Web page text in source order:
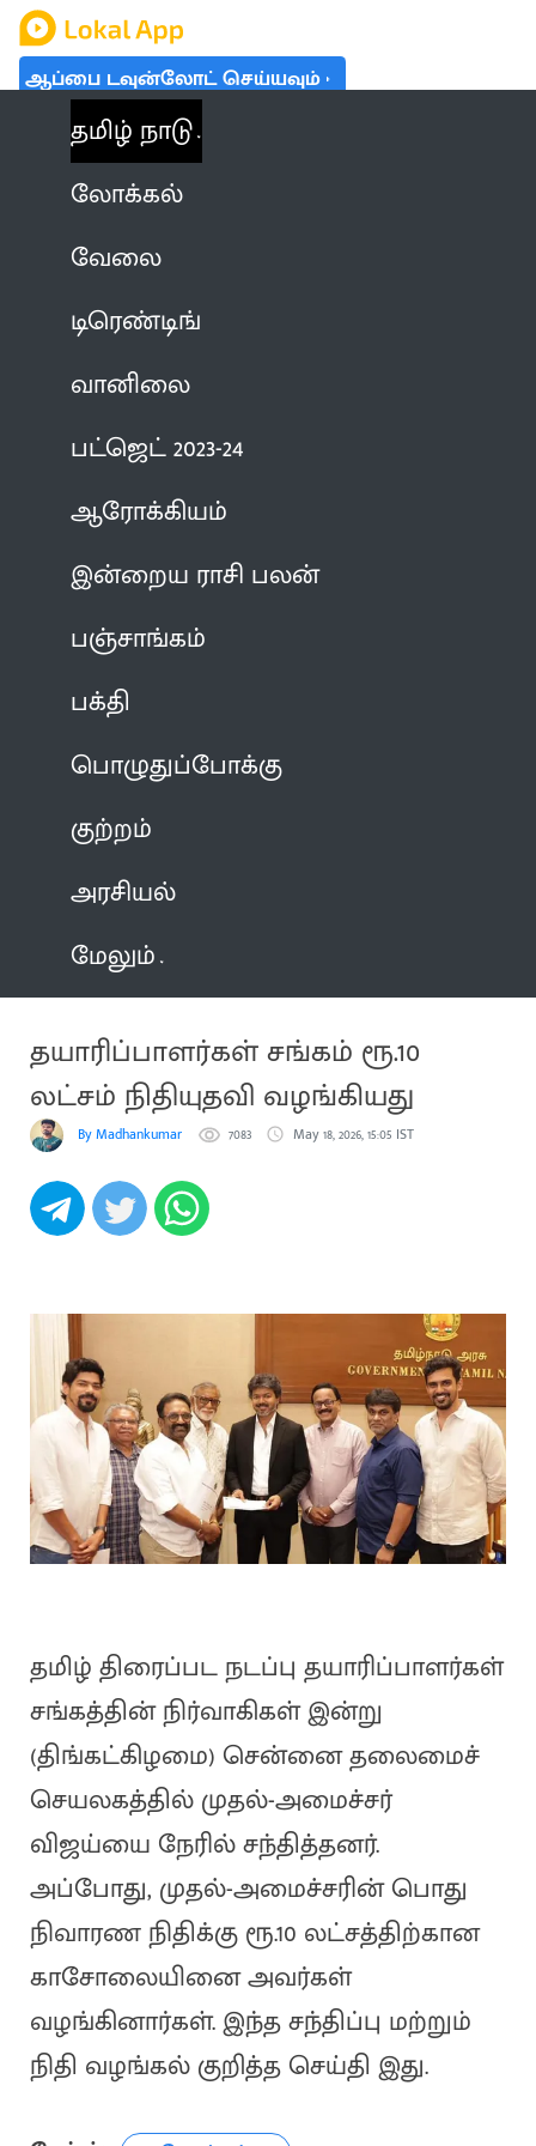
ஆப்பை டவுன்லோட் செய்யவும்
தமிழ் நாடு
லோக்கல்
வேலை
டிரெண்டிங்
வானிலை
பட்ஜெட் 2023-24
ஆரோக்கியம்
இன்றைய ராசி பலன்
பஞ்சாங்கம்
பக்தி
பொழுதுப்போக்கு
குற்றம்
அரசியல்
மேலும்
தயாரிப்பாளர்கள் சங்கம் ரூ.10
லட்சம் நிதியுதவி வழங்கியது
By Madhankumar 7083 May 18, 2026, 15:05 IST
தமிழ் திரைப்பட நடப்பு தயாரிப்பாளர்கள்
சங்கத்தின் நிர்வாகிகள் இன்று
(திங்கட்கிழமை) சென்னை தலைமைச்
செயலகத்தில் முதல்-அமைச்சர்
விஜய்யை நேரில் சந்தித்தனர்.
அப்போது, முதல்-அமைச்சரின் பொது
நிவாரண நிதிக்கு ரூ.10 லட்சத்திற்கான
காசோலையினை அவர்கள்
வழங்கினார்கள். இந்த சந்திப்பு மற்றும்
நிதி வழங்கல் குறித்த செய்தி இது.